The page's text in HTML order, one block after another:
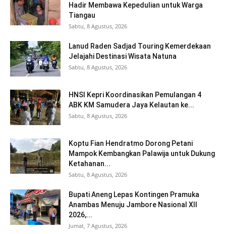
Hadir Membawa Kepedulian untuk Warga
Tiangau
Sabtu, 8 Agustus, 2026
Lanud Raden Sadjad Touring Kemerdekaan
Jelajahi Destinasi Wisata Natuna
Sabtu, 8 Agustus, 2026
HNSI Kepri Koordinasikan Pemulangan 4
ABK KM Samudera Jaya Kelautan ke...
Sabtu, 8 Agustus, 2026
Koptu Fian Hendratmo Dorong Petani
Mampok Kembangkan Palawija untuk Dukung
Ketahanan...
Sabtu, 8 Agustus, 2026
Bupati Aneng Lepas Kontingen Pramuka
Anambas Menuju Jambore Nasional XII
2026,...
Jumat, 7 Agustus, 2026